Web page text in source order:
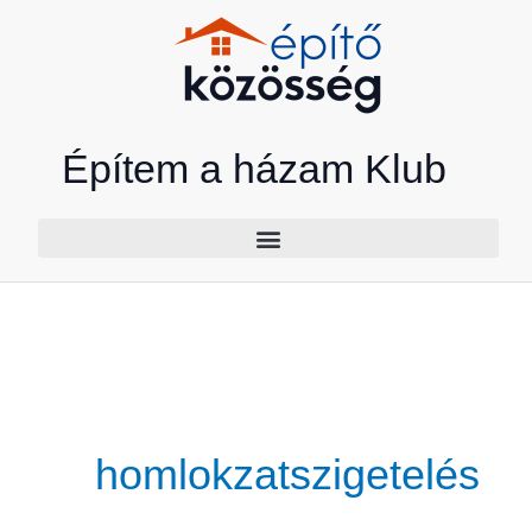
Építem a házam Klub
homlokzatszigetelés